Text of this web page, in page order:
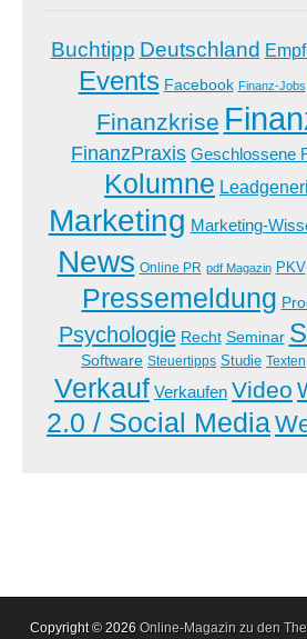
Buchtipp Deutschland
Events Facebook Finanz-Jobs
Finanzkrise
FinanzPraxis Geschlossene
Kolumne
Marketing Marketing-
News Online PR pdf Magazin PKV
Pressemeldung
Psychologie Recht Seminar
Software Steuertipps Studie Texten
Verkauf Verkaufen Video
2.0 / Social Media
Copyright © 2026 Online-Magazin zu den